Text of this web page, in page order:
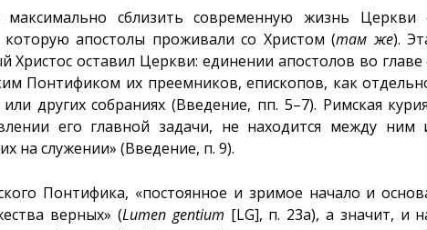
максимально сблизить современную жизнь Церкви
апостолы проживали со Христом (там же).
оставил Церкви: единении апостолов во главе
Понтификом их преемников, епископов, как
других собраниях (Введение, пп. 5–7). Римская
его главной задачи, не находится между ним
на служении» (Введение, п. 9).
Понтифика, «постоянное и зримое начало и
верных» (Lumen gentium [LG], п. 23a), а значит, и